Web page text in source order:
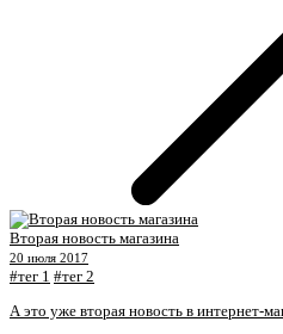
Вторая новость магазина
20 июля 2017
#тег 1 #тег 2
А это уже вторая новость в интернет-